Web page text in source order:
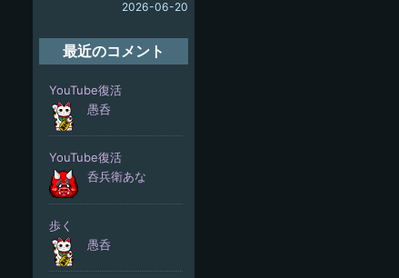
2026-06-20
最近のコメント